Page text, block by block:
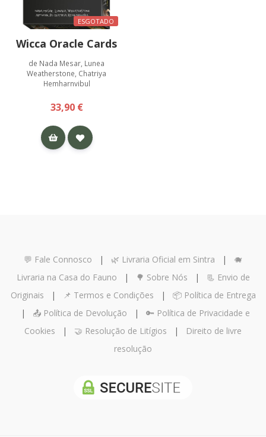
ESGOTADO
Wicca Oracle Cards
de Nada Mesar, Lunea
Weatherstone, Chatriya
Hemharnvibul
33,90 €
💬 Fale Connosco | 🌿 Livraria Oficial em Sintra | 🐗
Livraria na Casa do Fauno | 🌳 Sobre Nós | 📃 Envio de
Originais | 📌 Termos e Condições | 📦 Política de Entrega
| 📤 Política de Devolução | 🔑 Política de Privacidade e
Cookies | 🤝 Resolução de Litígios |
Direito de livre
resolução